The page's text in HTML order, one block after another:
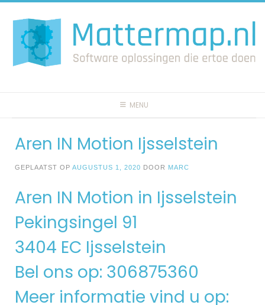
naar
inhoud
MENU
Aren IN Motion Ijsselstein
GEPLAATST OP AUGUSTUS 1, 2020 DOOR MARC
Aren IN Motion in Ijsselstein
Pekingsingel 91
3404 EC Ijsselstein
Bel ons op: 306875360
Meer informatie vind u op: